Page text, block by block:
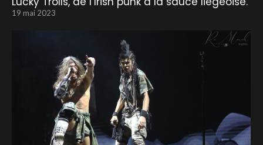
19 mai 2023